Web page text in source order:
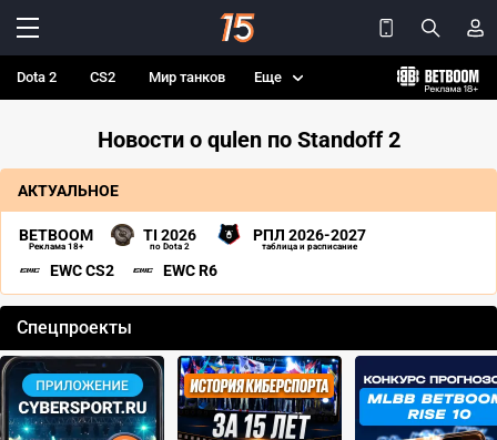
Dota 2 CS2 Мир танков Еще
Новости о qulen по Standoff 2
АКТУАЛЬНОЕ
BETBOOM
Реклама 18+
TI 2026
по Dota 2
РПЛ 2026-2027
таблица и расписание
EWC CS2 EWC R6
Спецпроекты